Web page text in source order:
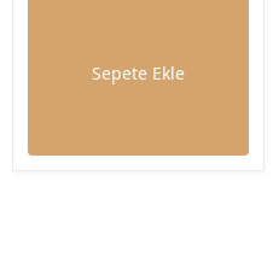
Sepete Ekle